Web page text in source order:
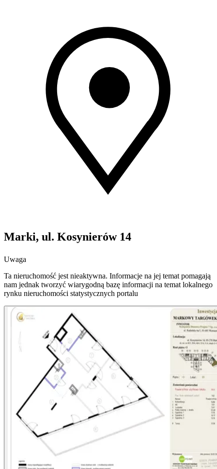
Marki, ul. Kosynierów 14
Uwaga
Ta nieruchomość jest nieaktywna. Informacje na jej temat pomagają
nam jednak tworzyć wiarygodną bazę informacji na temat lokalnego
rynku nieruchomości statystycznych portalu